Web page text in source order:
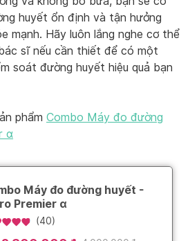
huyết ổn định và tận hưởng
mạnh. Hãy luôn lắng nghe cơ thể
sĩ nếu cần thiết để có một
soát đường huyết hiệu quả bạn
phẩm Combo Máy đo đường
α